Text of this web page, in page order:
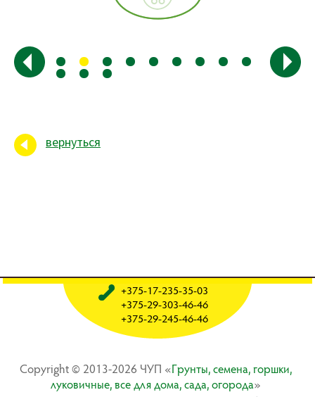
вернуться
Copyright © 2013-2026 ЧУП «Гpyнты, ceмeнa, гopшки,
лyкoвичныe, вce для дoмa, caдa, oгopoдa»
+375-17-235-35-03
+375-29-303-46-46
+375-29-245-46-46